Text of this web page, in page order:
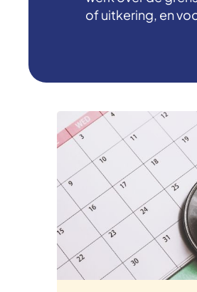
of uitkering, en